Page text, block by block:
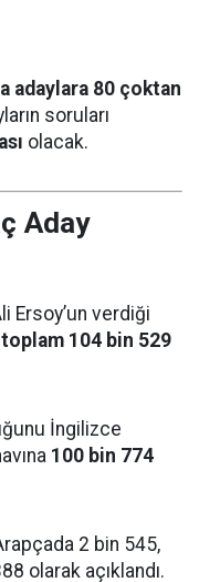
adaylara 80 çoktan
soruları
olacak.
Aday
Ersoy’un verdiği
toplam 104 bin 529
İngilizce
100 bin 774
2 bin 545,
olarak açıklandı.